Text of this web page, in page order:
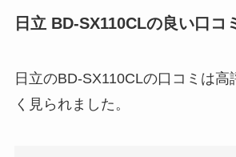
日立 BD-SX110CLの良い口コ
日立のBD-SX110CLの口コミは高
く見られました。